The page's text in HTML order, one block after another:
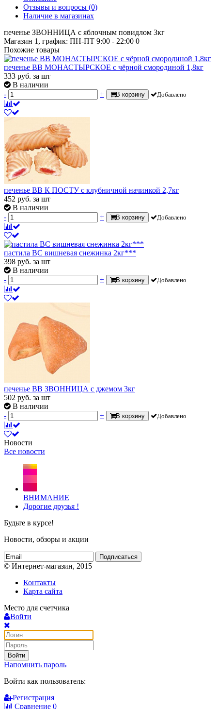
Отзывы и вопросы (0)
Наличие в магазинах
печенье ЗВОННИЦА с яблочным повидлом 3кг
Магазин 1, график: ПН-ПТ 9:00 - 22:00 0
Похожие товары
печенье ВВ МОНАСТЫРСКОЕ с чёрной смородиной 1,8кг
333 руб. за шт
В наличии
-
+ В корзину Добавлено
печенье ВВ К ПОСТУ с клубничной начинкой 2,7кг
452 руб. за шт
В наличии
-
+ В корзину Добавлено
пастила ВС вишневая снежинка 2кг***
398 руб. за шт
В наличии
-
+ В корзину Добавлено
печенье ВВ ЗВОННИЦА с джемом 3кг
502 руб. за шт
В наличии
-
+ В корзину Добавлено
Новости
Все новости
ВНИМАНИЕ
Дорогие друзья !
Будьте в курсе!
Новости, обзоры и акции
Подписаться
© Интернет-магазин, 2015
Контакты
Карта сайта
Место для счетчика
Войти
Войти
Напомнить пароль
Войти как пользователь:
Регистрация
Сравнение 0